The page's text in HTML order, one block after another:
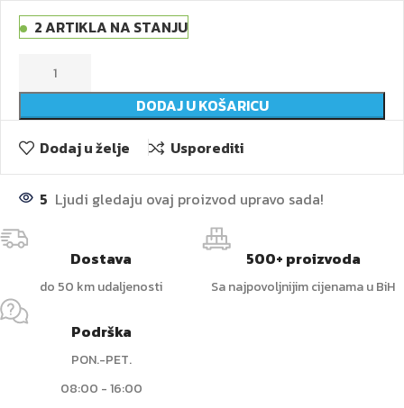
2 ARTIKLA NA STANJU
DODAJ U KOŠARICU
Dodaj u želje
Usporediti
5 Ljudi gledaju ovaj proizvod upravo sada!
Dostava
do 50 km udaljenosti
500+ proizvoda
Sa najpovoljnijim cijenama u BiH
Podrška
PON.-PET.
08:00 - 16:00